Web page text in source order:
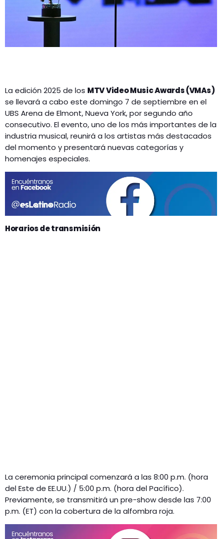
La edición 2025 de los MTV Video Music Awards (VMAs)
se llevará a cabo este domingo 7 de septiembre en el
UBS Arena de Elmont, Nueva York, por segundo año
consecutivo. El evento, uno de los más importantes de la
industria musical, reunirá a los artistas más destacados
del momento y presentará nuevas categorías y
homenajes especiales.
Horarios de transmisión
La ceremonia principal comenzará a las 8:00 p.m. (hora
del Este de EE.UU.) / 5:00 p.m. (hora del Pacífico).
Previamente, se transmitirá un pre-show desde las 7:00
p.m. (ET) con la cobertura de la alfombra roja.